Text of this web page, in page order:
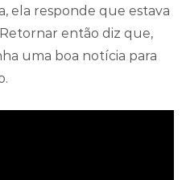
ela responde que estava
então diz que,
uma boa notícia para